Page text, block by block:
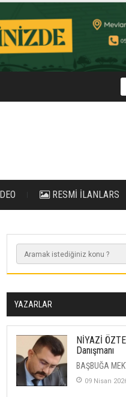
RESMİ İLANLARS
YAZARLAR
NİYAZİ
Danışmanı
BAŞBUĞA
09 Nisan